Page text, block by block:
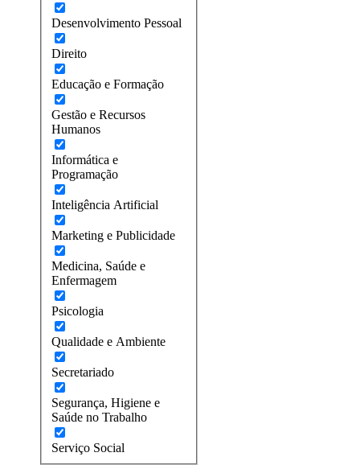
Desenvolvimento Pessoal
Direito
Educação e Formação
Gestão e Recursos
Humanos
Informática e
Programação
Inteligência Artificial
Marketing e Publicidade
Medicina, Saúde e
Enfermagem
Psicologia
Qualidade e Ambiente
Secretariado
Segurança, Higiene e
Saúde no Trabalho
Serviço Social